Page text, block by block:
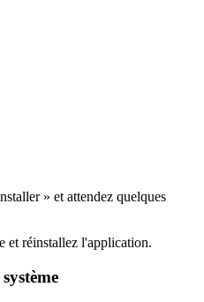
» et attendez quelques
et réinstallez l'application.